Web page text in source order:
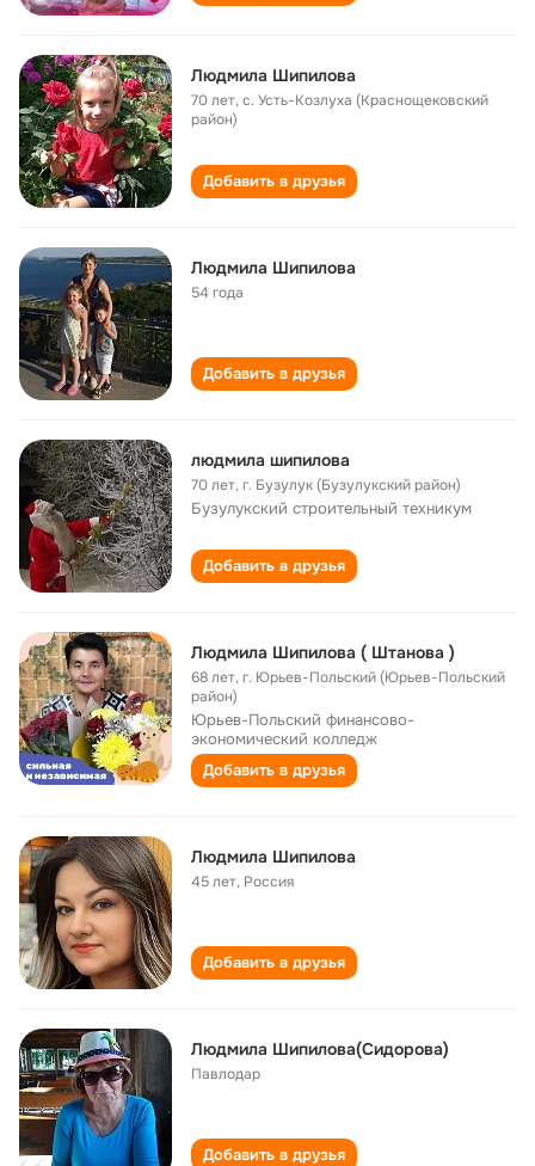
Людмила Шипилова
70 лет,с. Усть-Козлуха (Краснощековский
район)
Добавить в друзья
Людмила Шипилова
54 года
Добавить в друзья
людмила шипилова
70 лет,г. Бузулук (Бузулукский район)
Бузулукский строительный техникум
Добавить в друзья
Людмила Шипилова ( Штанова )
68 лет,г. Юрьев-Польский (Юрьев-Польский
район)
Юрьев-Польский финансово-
экономический колледж
Добавить в друзья
Людмила Шипилова
45 лет, Россия
Добавить в друзья
Людмила Шипилова(Сидорова)
Павлодар
Добавить в друзья